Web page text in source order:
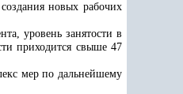
новых рабочих
уровень занятости в
приходится свыше 47
мер по дальнейшему